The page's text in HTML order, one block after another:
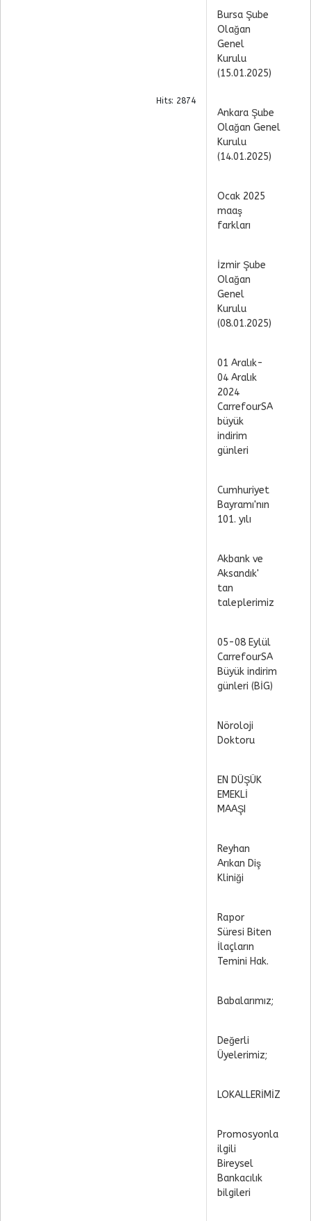
Hits: 2874
Bursa Şube
Olağan
Genel
Kurulu
(15.01.2025)
Ankara Şube
Olağan Genel
Kurulu
(14.01.2025)
Ocak 2025
maaş
farkları
İzmir Şube
Olağan
Genel
Kurulu
(08.01.2025)
01 Aralık-
04 Aralık
2024
CarrefourSA
büyük
indirim
günleri
Cumhuriyet
Bayramı'nın
101. yılı
Akbank ve
Aksandık'
tan
taleplerimiz
05-08 Eylül
CarrefourSA
Büyük indirim
günleri (BİG)
Nöroloji
Doktoru
EN DÜŞÜK
EMEKLİ
MAAŞI
Reyhan
Arıkan Diş
Kliniği
Rapor
Süresi Biten
İlaçların
Temini Hak.
Babalarımız;
Değerli
Üyelerimiz;
LOKALLERİMİZ
Promosyonla
ilgili
Bireysel
Bankacılık
bilgileri